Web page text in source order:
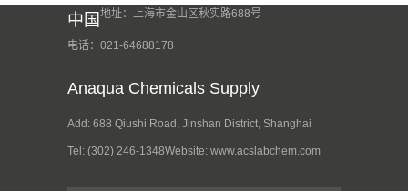
中国 地址：上海市金山区秋实路688号
电话：021-64688178
Anaqua Chemicals Supply
Add: 688 Qiushi Road, Jinshan District, Shanghai
Tel: (302) 246-1348Website: www.acslabchem.com